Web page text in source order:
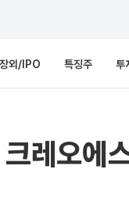
장외/IPO 특징주 투
레오에